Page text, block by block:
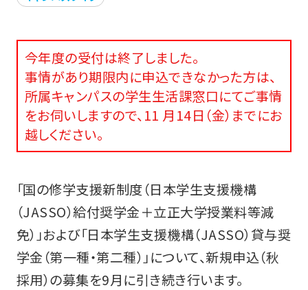
今年度の受付は終了しました。
事情があり期限内に申込できなかった方は、
所属キャンパスの学生生活課窓口にてご事情
をお伺いしますので、11 月14日（金）までにお
越しください。
「国の修学支援新制度（日本学生支援機構
（JASSO）給付奨学金＋立正大学授業料等減
免）」および「日本学生支援機構（JASSO）貸与奨
学金（第一種・第二種）」について、新規申込（秋
採用）の募集を9月に引き続き行います。